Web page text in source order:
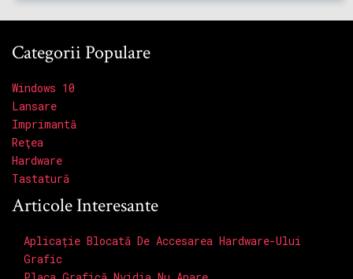
Categorii Populare
Windows 10
Lansare
Imprimantă
Reţea
Hardware
Tastatură
Articole Interesante
Aplicație Blocată De Accesarea Hardware-Ului
Grafic